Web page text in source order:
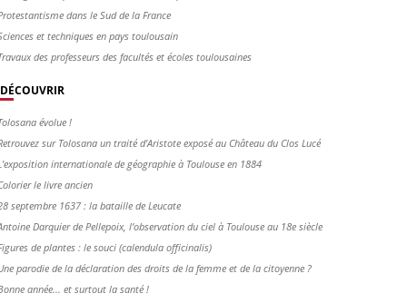
dans le Sud de la France
et techniques en pays toulousain
des professeurs des facultés et écoles toulousaines
DÉCOUVRIR
évolue !
sur Tolosana un traité d'Aristote exposé au Château du Clos Lucé
internationale de géographie à Toulouse en 1884
le livre ancien
septembre 1637 : la bataille de Leucate
Darquier de Pellepoix, l’observation du ciel à Toulouse au 18e siècle
de plantes : le souci (calendula officinalis)
parodie de la déclaration des droits de la femme et de la citoyenne ?
année... et surtout la santé !